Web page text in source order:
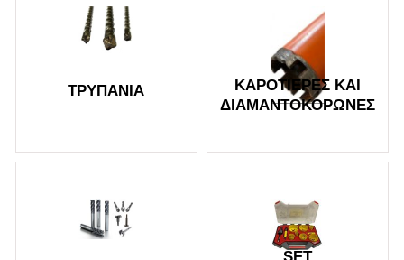
ΤΡΥΠΆΝΙΑ
ΚΑΡΟΤΙΈΡΕΣ ΚΑΙ
ΔΙΑΜΑΝΤΟΚΟΡΏΝΕΣ